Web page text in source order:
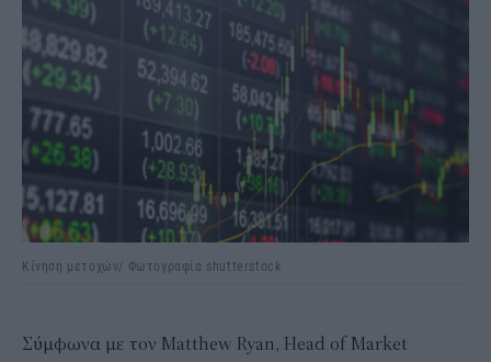
Κίνηση μετοχών/ Φωτογραφία shutterstock
Σύμφωνα με τον Matthew Ryan, Head of Market